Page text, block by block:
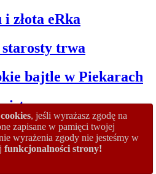
, jeśli wyrażasz zgodę na
zapisane w pamięci twojej
wyrażenia zgody nie jesteśmy w
funkcjonalności strony!
złota eRka
trwa
bajtle w Piekarach